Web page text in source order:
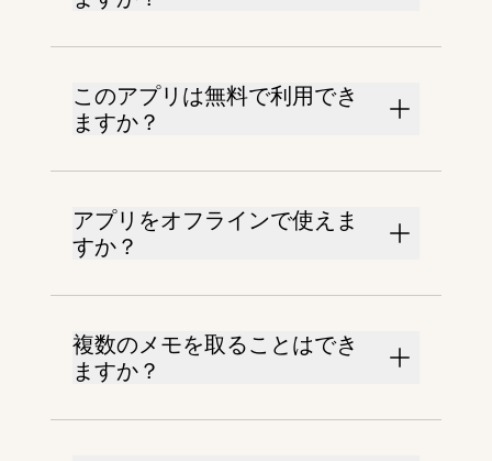
このアプリは無料で利用でき
ますか？
アプリをオフラインで使えま
すか？
複数のメモを取ることはでき
ますか？